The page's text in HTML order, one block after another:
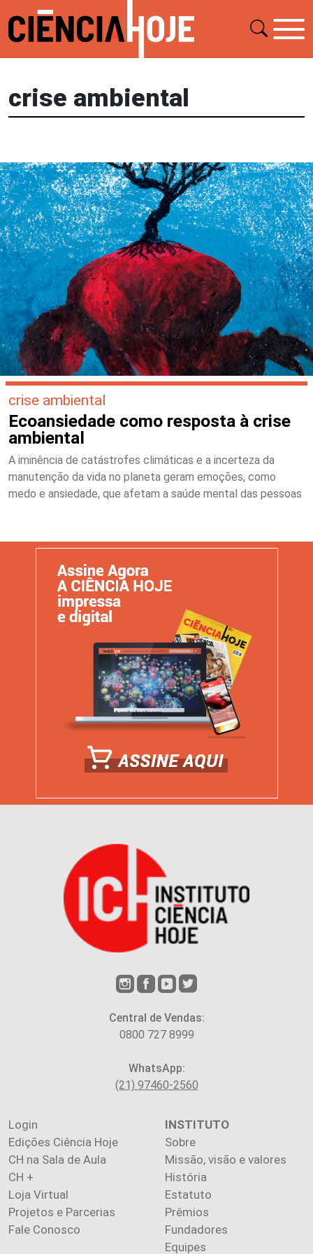
crise ambiental
crise ambiental
Ecoansiedade como resposta à crise
ambiental
A iminência de catástrofes climáticas e a incerteza da
manutenção da vida no planeta geram emoções, como
medo e ansiedade, que afetam a saúde mental das pessoas
Central de Vendas:
0800 727 8999
WhatsApp:
(21) 97460-2560
Login
Edições Ciência Hoje
CH na Sala de Aula
CH +
Loja Virtual
Projetos e Parcerias
Fale Conosco
INSTITUTO
Sobre
Missão, visão e valores
História
Estatuto
Prêmios
Fundadores
Equipes